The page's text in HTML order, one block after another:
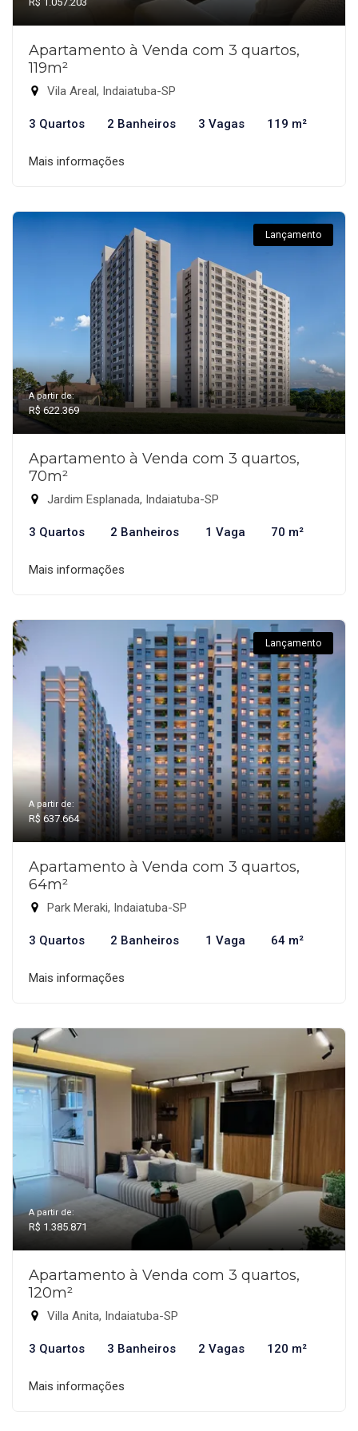
Apartamento à Venda com 3 quartos,
119m²
Vila Areal, Indaiatuba-SP
3 Quartos 2 Banheiros 3 Vagas 119 m²
Mais informações
Lançamento
A partir de:
R$ 622.369
Apartamento à Venda com 3 quartos,
70m²
Jardim Esplanada, Indaiatuba-SP
3 Quartos 2 Banheiros 1 Vaga 70 m²
Mais informações
Lançamento
A partir de:
R$ 637.664
Apartamento à Venda com 3 quartos,
64m²
Park Meraki, Indaiatuba-SP
3 Quartos 2 Banheiros 1 Vaga 64 m²
Mais informações
A partir de:
R$ 1.385.871
Apartamento à Venda com 3 quartos,
120m²
Villa Anita, Indaiatuba-SP
3 Quartos 3 Banheiros 2 Vagas 120 m²
Mais informações